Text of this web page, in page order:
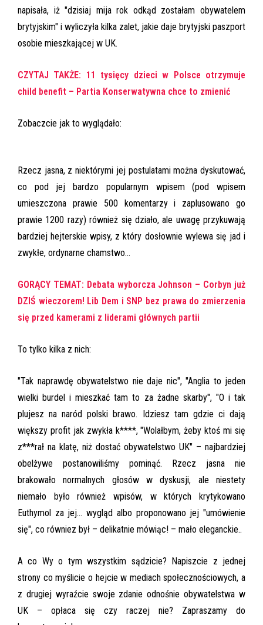
napisała, iż "dzisiaj mija rok odkąd zostałam obywatelem
brytyjskim" i wyliczyła kilka zalet, jakie daje brytyjski paszport
osobie mieszkającej w UK.
CZYTAJ TAKŻE: 11 tysięcy dzieci w Polsce otrzymuje
child benefit – Partia Konserwatywna chce to zmienić
Zobaczcie jak to wyglądało:
Rzecz jasna, z niektórymi jej postulatami można dyskutować,
co pod jej bardzo popularnym wpisem (pod wpisem
umieszczona prawie 500 komentarzy i zaplusowano go
prawie 1200 razy) również się działo, ale uwagę przykuwają
bardziej hejterskie wpisy, z który dosłownie wylewa się jad i
zwykłe, ordynarne chamstwo…
GORĄCY TEMAT: Debata wyborcza Johnson – Corbyn już
DZIŚ wieczorem! Lib Dem i SNP bez prawa do zmierzenia
się przed kamerami z liderami głównych partii
To tylko kilka z nich:
"Tak naprawdę obywatelstwo nie daje nic", "Anglia to jeden
wielki burdel i mieszkać tam to za żadne skarby", "O i tak
plujesz na naród polski brawo. Idziesz tam gdzie ci dają
większy profit jak zwykła k****, "Wolałbym, żeby ktoś mi się
z***rał na klatę, niż dostać obywatelstwo UK" – najbardziej
obelżywe postanowiliśmy pominąć. Rzecz jasna nie
brakowało normalnych głosów w dyskusji, ale niestety
niemało było również wpisów, w których krytykowano
Euthymol za jej… wygląd albo proponowano jej "umówienie
się", co równiez był – delikatnie mówiąc! – mało eleganckie..
A co Wy o tym wszystkim sądzicie? Napiszcie z jednej
strony co myślicie o hejcie w mediach społecznościowych, a
z drugiej wyraźcie swoje zdanie odnośnie obywatelstwa w
UK – opłaca się czy raczej nie? Zapraszamy do